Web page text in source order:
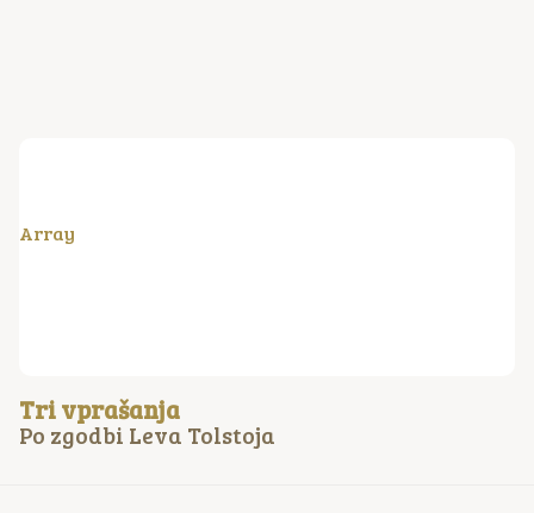
Array
Tri vprašanja
Po zgodbi Leva Tolstoja